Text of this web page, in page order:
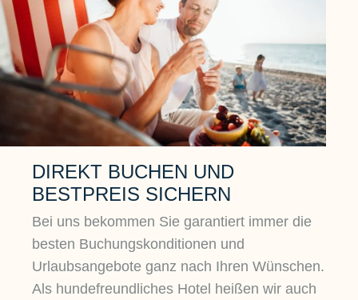
DIREKT BUCHEN UND
BESTPREIS SICHERN
Bei uns bekommen Sie garantiert immer die
besten Buchungskonditionen und
Urlaubsangebote ganz nach Ihren Wünschen.
Als hundefreundliches Hotel heißen wir auch